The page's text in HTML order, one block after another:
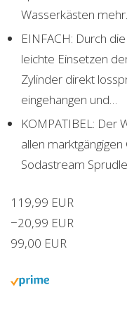
Wasserkästen mehr.
EINFACH: Durch
leichte Einsetzen
Zylinder direkt
eingehangen und…
KOMPATIBEL: Der
allen
Sodastream
119,99 EUR
−20,99 EUR
99,00 EUR